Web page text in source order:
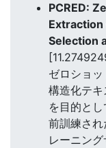
PCRED:
Extraction
Selection
ゼロショ
構造化テ
を目的と
前訓練さ
レーニン